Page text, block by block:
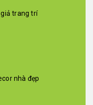
giả trang trí
nhà đẹp